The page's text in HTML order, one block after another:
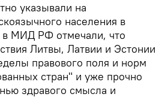
указывали на
населения в
в МИД РФ отмечали, что
Литвы, Латвии и Эстонии
правового поля и норм
стран" и уже прочно
здравого смысла и